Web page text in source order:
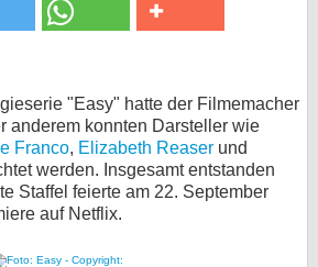
"Easy" hatte der Filmemacher
anderem konnten Darsteller wie
Franco, Elizabeth Reaser und
werden. Insgesamt entstanden
Staffel feierte am 22. September
auf Netflix.
KULTUR
SERVICE
Gewinnspiele
Forum